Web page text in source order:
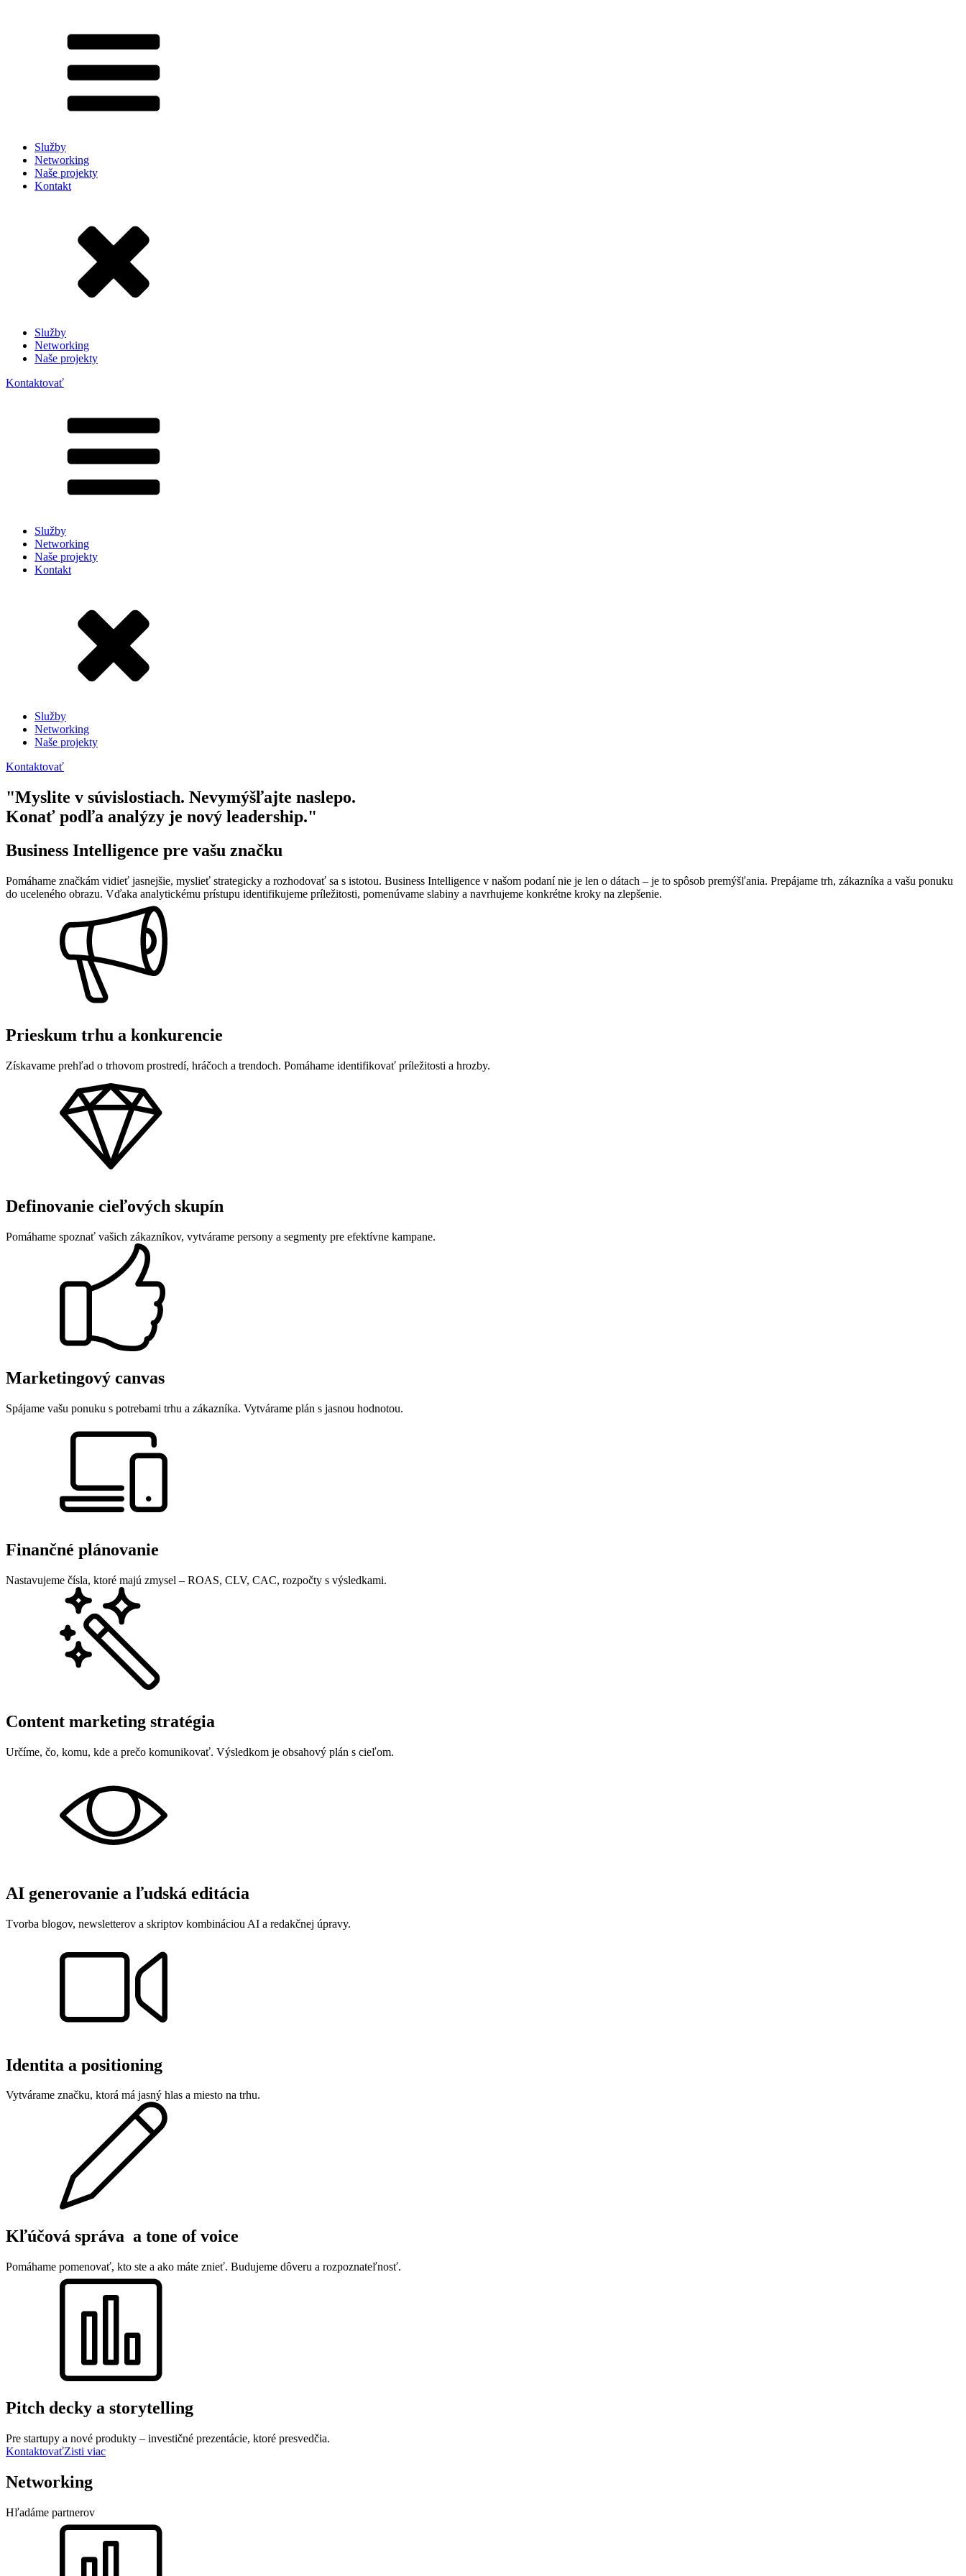
Služby
Networking
Naše projekty
Kontakt
Služby
Networking
Naše projekty
Kontaktovať
Služby
Networking
Naše projekty
Kontakt
Služby
Networking
Naše projekty
Kontaktovať
"Myslite v súvislostiach. Nevymýšľajte naslepo.
Konať podľa analýzy je nový leadership."
Business Intelligence pre vašu značku
Pomáhame značkám vidieť jasnejšie, myslieť strategicky a rozhodovať sa s istotou. Business Intelligence v našom podaní nie je len o dátach – je to spôsob premýšľania. Prepájame trh, zákazníka a vašu ponuku
do uceleného obrazu. Vďaka analytickému prístupu identifikujeme príležitosti, pomenúvame slabiny a navrhujeme konkrétne kroky na zlepšenie.
Prieskum trhu a konkurencie
Získavame prehľad o trhovom prostredí, hráčoch a trendoch. Pomáhame identifikovať príležitosti a hrozby.
Definovanie cieľových skupín
Pomáhame spoznať vašich zákazníkov, vytvárame persony a segmenty pre efektívne kampane.
Marketingový canvas
Spájame vašu ponuku s potrebami trhu a zákazníka. Vytvárame plán s jasnou hodnotou.
Finančné plánovanie
Nastavujeme čísla, ktoré majú zmysel – ROAS, CLV, CAC, rozpočty s výsledkami.
Content marketing stratégia
Určíme, čo, komu, kde a prečo komunikovať. Výsledkom je obsahový plán s cieľom.
AI generovanie a ľudská editácia
Tvorba blogov, newsletterov a skriptov kombináciou AI a redakčnej úpravy.
Identita a positioning
Vytvárame značku, ktorá má jasný hlas a miesto na trhu.
Kľúčová správa a tone of voice
Pomáhame pomenovať, kto ste a ako máte znieť. Budujeme dôveru a rozpoznateľnosť.
Pitch decky a storytelling
Pre startupy a nové produkty – investičné prezentácie, ktoré presvedčia.
KontaktovaťZisti viac
Networking
Hľadáme partnerov